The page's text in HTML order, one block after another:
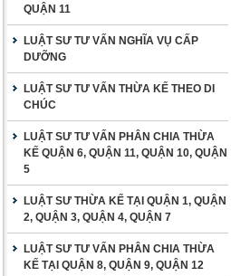
QUẬN 11
LUẬT SƯ TƯ VẤN NGHĨA VỤ CẤP
DƯỠNG
LUẬT SƯ TƯ VẤN THỪA KẾ THEO DI
CHÚC
LUẬT SƯ TƯ VẤN PHÂN CHIA THỪA
KẾ QUẬN 6, QUẬN 11, QUẬN 10, QUẬN
5
LUẬT SƯ THỪA KẾ TẠI QUẬN 1, QUẬN
2, QUẬN 3, QUẬN 4, QUẬN 7
LUẬT SƯ TƯ VẤN PHÂN CHIA THỪA
KẾ TẠI QUẬN 8, QUẬN 9, QUẬN 12